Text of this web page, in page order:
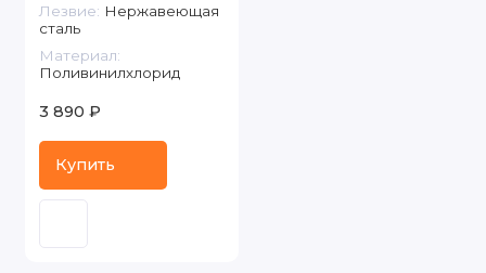
Лезвие: Нержавеющая
сталь
Материал:
Поливинилхлорид
3 890 ₽
Купить